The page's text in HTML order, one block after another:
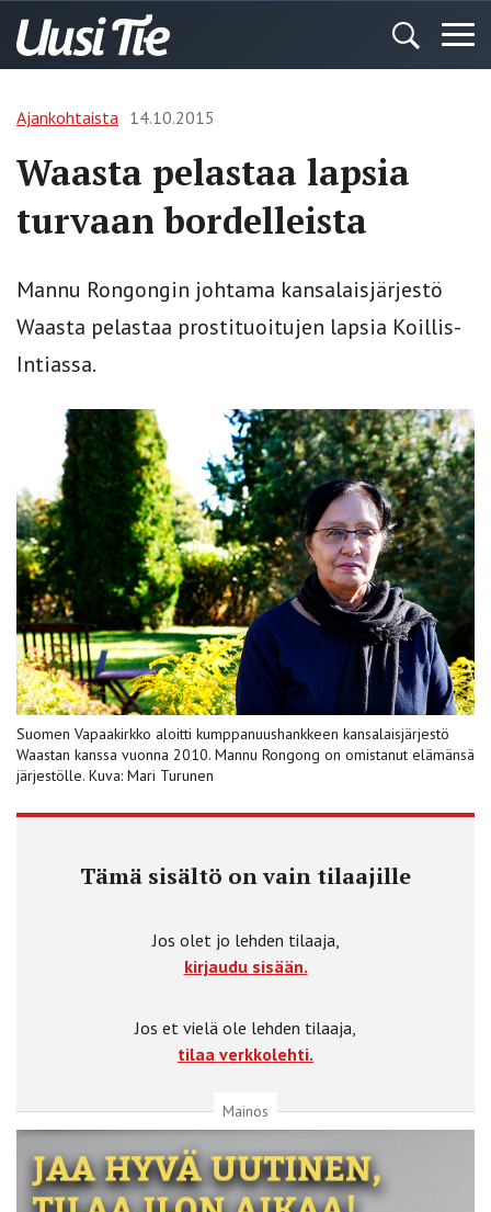
Ajankohtaista 14.10.2015
Waasta pelastaa lapsia
turvaan bordelleista
Mannu Rongongin johtama kansalaisjärjestö
Waasta pelastaa prostituoitujen lapsia Koillis-
Intiassa.
Suomen Vapaakirkko aloitti kumppanuushankkeen kansalaisjärjestö
Waastan kanssa vuonna 2010. Mannu Rongong on omistanut elämänsä
järjestölle. Kuva: Mari Turunen
Tämä sisältö on vain tilaajille
Jos olet jo lehden tilaaja,
kirjaudu sisään.
Jos et vielä ole lehden tilaaja,
tilaa verkkolehti.
Mainos